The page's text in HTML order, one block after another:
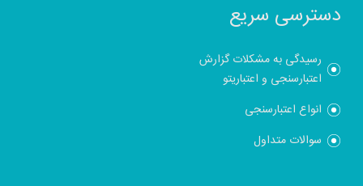
دسترسی سریع
رسیدگی به مشکلات گزارش
اعتبارسنجی و اعتباریتو
انواع اعتبارسنجی
سوالات متداول